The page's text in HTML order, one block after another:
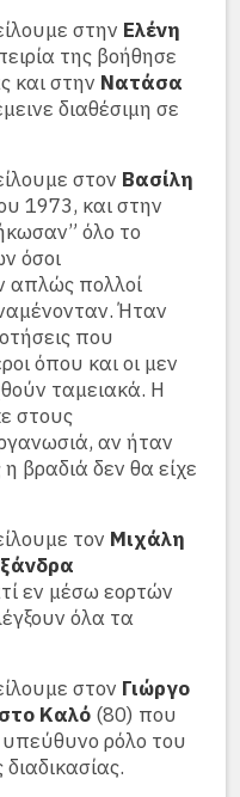
στην Ελένη
της βοήθησε
και στην Νατάσα
διαθέσιμη σε
στον Βασίλη
1973, και στην
όλο το
όσοι
απλώς πολλοί
Ήταν
που
όπου και οι μεν
ταμειακά. Η
στους
αν ήταν
βραδιά δεν θα είχε
τον Μιχάλη
εν μέσω εορτών
όλα τα
στον Γιώργο
Καλό (80) που
ρόλο του